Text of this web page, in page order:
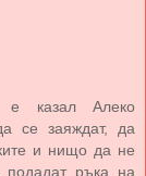
казал Алеко
се заяждат, да
и нищо да не
подадат ръка на